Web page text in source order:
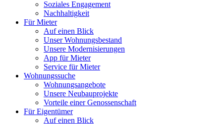
Soziales Engagement
Nachhaltigkeit
Für Mieter
Auf einen Blick
Unser Wohnungsbestand
Unsere Modernisierungen
App für Mieter
Service für Mieter
Wohnungssuche
Wohnungsangebote
Unsere Neubauprojekte
Vorteile einer Genossenschaft
Für Eigentümer
Auf einen Blick